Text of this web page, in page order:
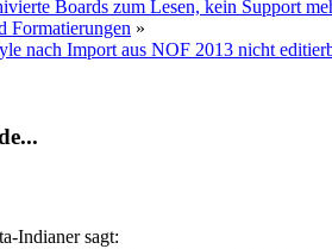
Boards zum Lesen, kein Support
Formatierungen »
nach Import aus NOF 2013 nicht
Indianer sagt: